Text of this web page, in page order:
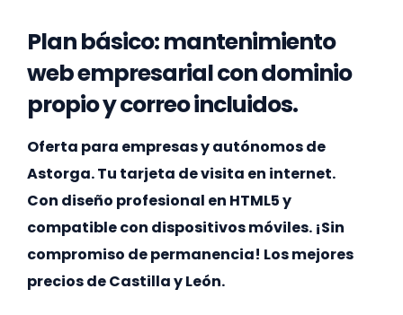
Plan básico: mantenimiento
web empresarial con dominio
propio y correo incluidos.
Oferta para empresas y autónomos de
Astorga. Tu tarjeta de visita en internet.
Con diseño profesional en HTML5 y
compatible con dispositivos móviles. ¡Sin
compromiso de permanencia! Los mejores
precios de Castilla y León.